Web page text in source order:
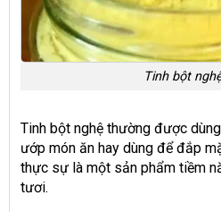
Tinh bột
Tinh bột nghệ thường được
ướp món ăn hay dùng để đắp
thực sự là một sản phẩm tiềm
tươi.